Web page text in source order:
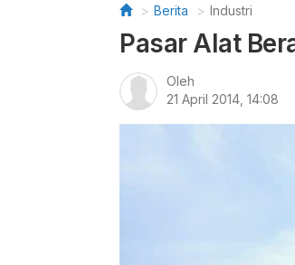
Berita Industri
Pasar Alat
Oleh
21 April 2014, 14:08